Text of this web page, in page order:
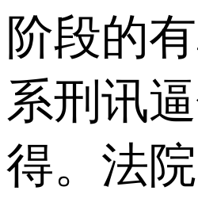
阶段的
系刑讯
得。法